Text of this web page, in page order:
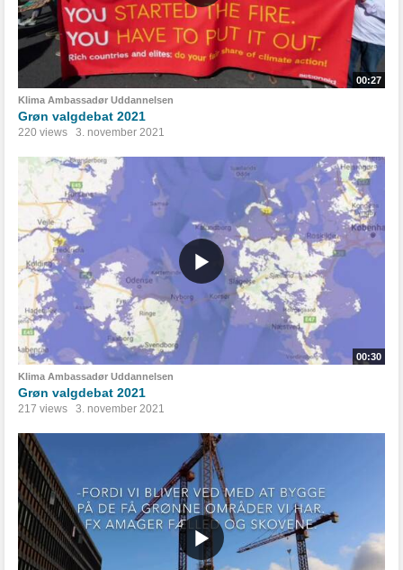
00:27
Klima Ambassadør Uddannelsen
Grøn valgdebat 2021
220 views 3. november 2021
00:30
Klima Ambassadør Uddannelsen
Grøn valgdebat 2021
217 views 3. november 2021